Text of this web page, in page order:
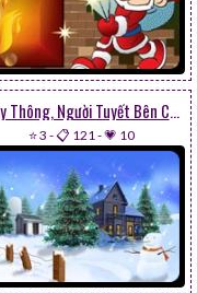
Cây Thông, Người Tuyết Bên Căn Nhà Đẹp
⭐ 3 -📋 121 -💗 10